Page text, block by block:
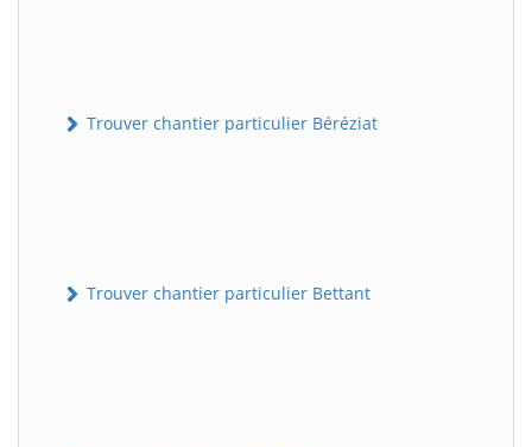
Trouver chantier particulier Béréziat
Trouver chantier particulier Bettant